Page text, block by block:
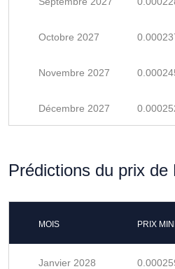
Octobre 2027
Novembre 2027
Décembre 2027
Prédictions du prix
MOIS PRIX
Janvier 2028